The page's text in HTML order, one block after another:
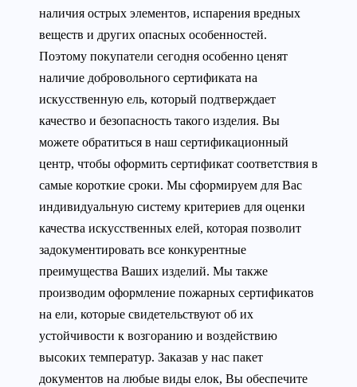
наличия острых элементов, испарения вредных
веществ и других опасных особенностей.
Поэтому покупатели сегодня особенно ценят
наличие добровольного сертификата на
искусственную ель, который подтверждает
качество и безопасность такого изделия. Вы
можете обратиться в наш сертификационный
центр, чтобы оформить сертификат соответствия в
самые короткие сроки. Мы сформируем для Вас
индивидуальную систему критериев для оценки
качества искусственных елей, которая позволит
задокументировать все конкурентные
преимущества Ваших изделий. Мы также
производим оформление пожарных сертификатов
на ели, которые свидетельствуют об их
устойчивости к возгоранию и воздействию
высоких температур. Заказав у нас пакет
документов на любые виды елок, Вы обеспечите